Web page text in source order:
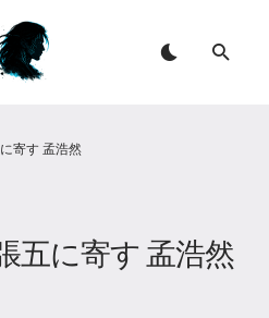
寄す 孟浩然
五に寄す 孟浩然